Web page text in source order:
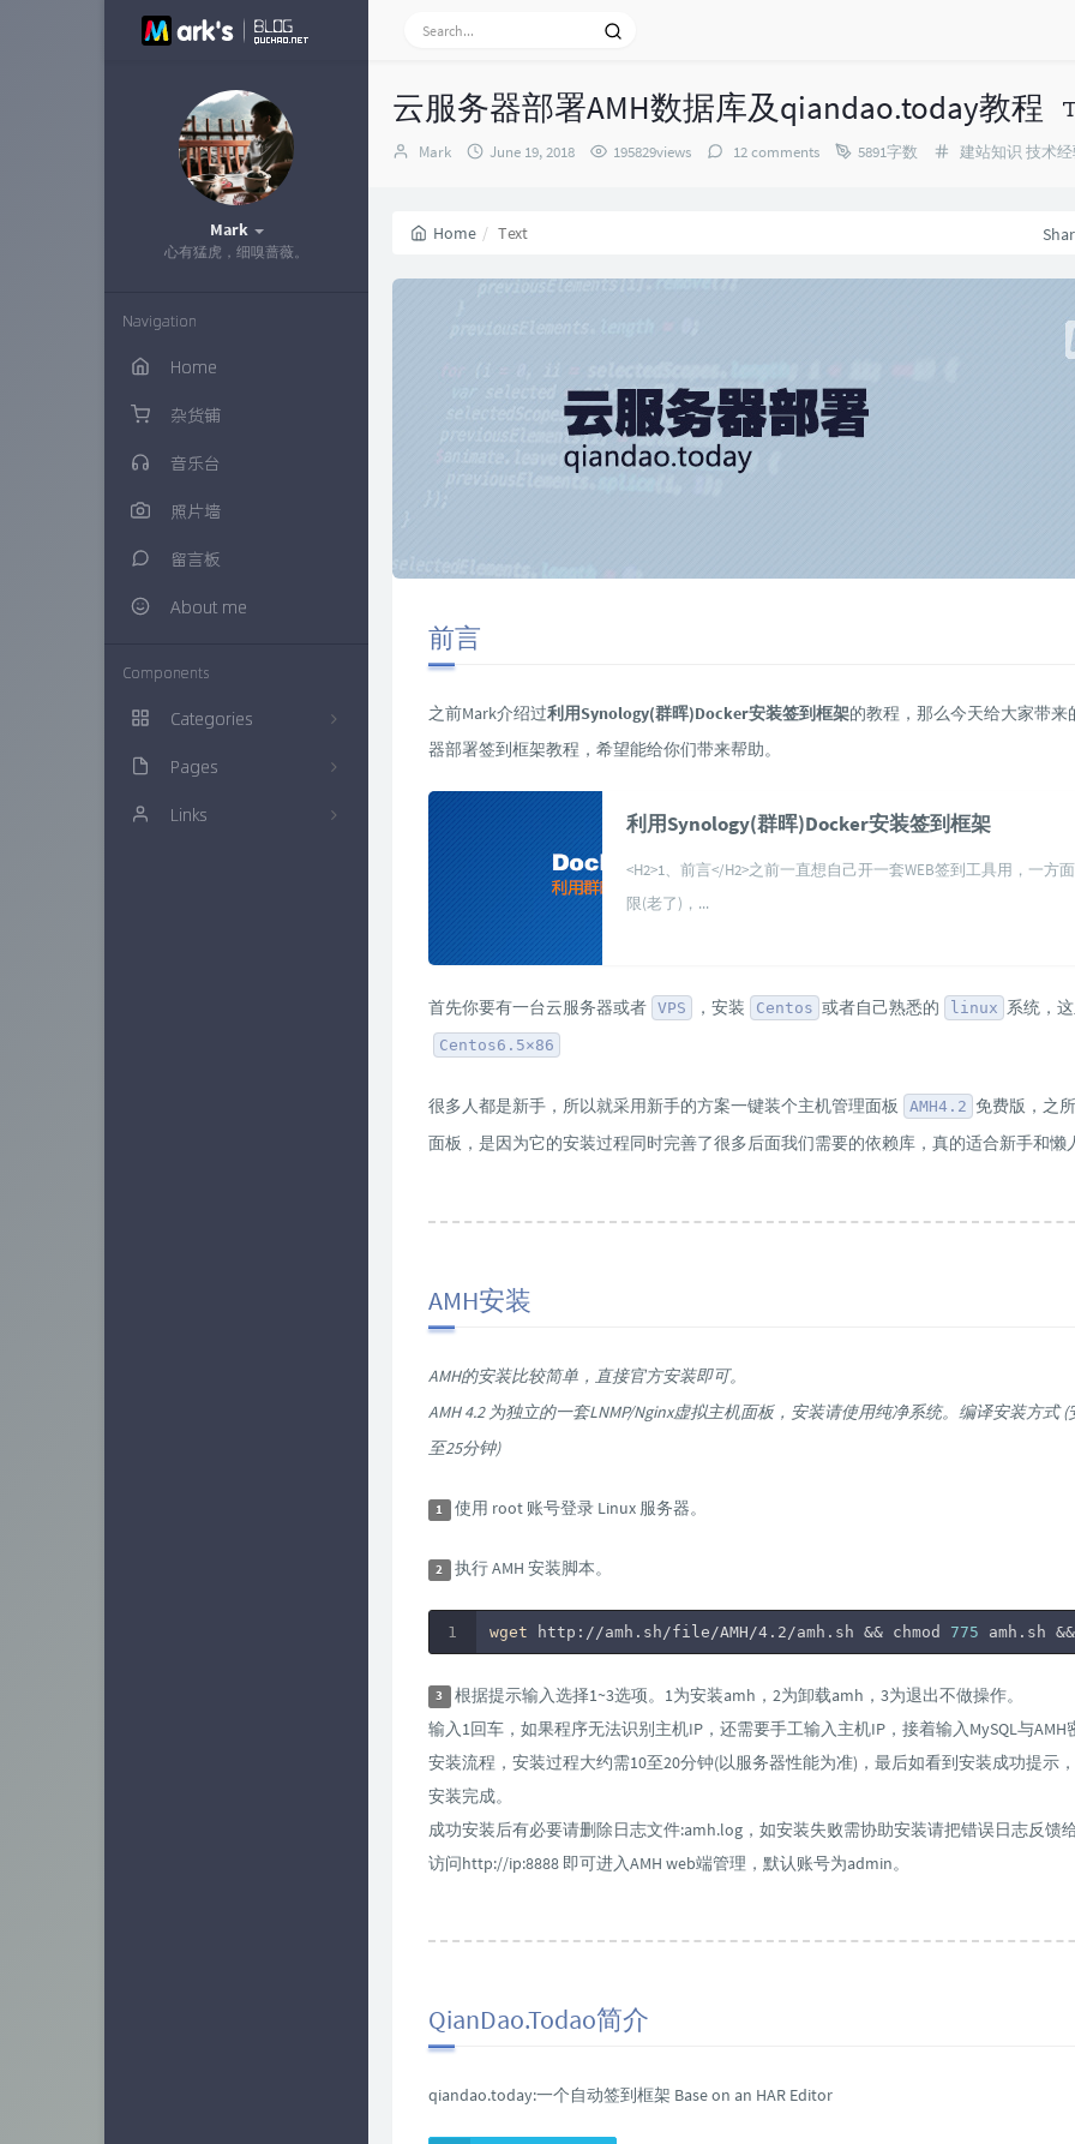
Mark
心有猛虎，细嗅蔷薇。
Navigation
Home
杂货铺
音乐台
照片墙
留言板
About me
Components
Categories
20
生活随笔
16
建站知识
Pages
归档栏
Links
云服务器部署AMH数据库及qiandao.today教程
Author：
Mark
发
June 19, 2018 195829views 12 comments 5891字数 Categories：
建站知识 技术
Home Text
前言
之前Mark介绍过利用Synology(群晖)Docker安装签到框架的教程，那么今天给大家带来
器部署签到框架教程，希望能给你们带来帮助。
利用Synology(群晖)Docker安装签到框架
<H2>1、前言</H2>之前一直想自己开一套WEB签到工具用，一方
限(老了)，...
首先你要有一台云服务器或者 VPS ，安装 Centos 或者自己熟悉的 linux 系统，
Centos6.5×86
很多人都是新手，所以就采用新手的方案一键装个主机管理面板 AMH4.2 免费版，之
面板，是因为它的安装过程同时完善了很多后面我们需要的依赖库，真的适合新手和懒
AMH安装
AMH的安装比较简单，直接官方安装即可。
AMH 4.2 为独立的一套LNMP/Nginx虚拟主机面板，安装请使用纯净系统。编译安装方式 (
至25分钟)
1 使用 root 账号登录 Linux 服务器。
2 执行 AMH 安装脚本。
wget http://amh.sh/file/AMH/4.2/amh.sh && chmod 775 amh.sh
3 根据提示输入选择1~3选项。1为安装amh，2为卸载amh，3为退出不做操作。
输入1回车，如果程序无法识别主机IP，还需要手工输入主机IP，接着输入MySQL与AMH
安装流程，安装过程大约需10至20分钟(以服务器性能为准)，最后如看到安装成功提示
安装完成。
成功安装后有必要请删除日志文件:amh.log，如安装失败需协助安装请把错误日志反馈
访问http://ip:8888 即可进入AMH web端管理，默认账号为admin。
QianDao.Todao简介
qiandao.today:一个自动签到框架 Base on an HAR Editor